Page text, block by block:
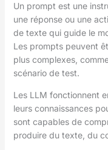
Un prompt est une
une réponse ou une
de texte qui guide le
Les prompts peuvent
plus complexes,
scénario de test.
Les LLM fonctionnent
leurs connaissances
sont capables de
produire du texte, du